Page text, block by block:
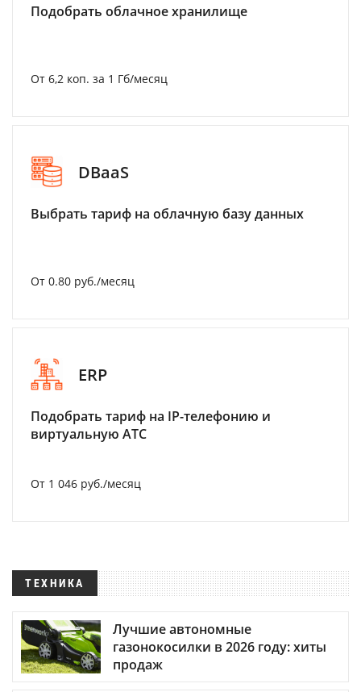
Подобрать облачное хранилище
От 6,2 коп. за 1 Гб/месяц
DBaaS
Выбрать тариф на облачную базу данных
От 0.80 руб./месяц
ERP
Подобрать тариф на IP-телефонию и
виртуальную АТС
От 1 046 руб./месяц
ТЕХНИКА
Лучшие автономные
газонокосилки в 2026 году: хиты
продаж